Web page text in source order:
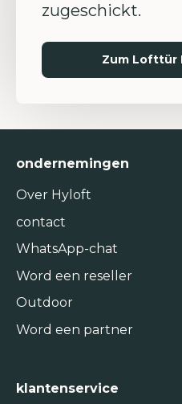
zugeschickt.
Zum Lofttür
ondernemingen
Over Hyloft
contact
WhatsApp-chat
Word een reseller
Outdoor
Word een partner
klantenservice